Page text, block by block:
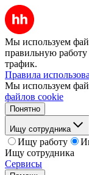
Мы используем
правильную работу
трафик.
Правила
Мы используем
файлов cookie
Понятно
Ищу сотрудника
Ищу работу
Ищу сотрудника
Сервисы